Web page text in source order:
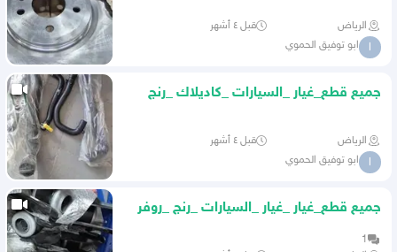
الرياض قبل ٤ أشهر
ا ابو توفيق الحموي
جميع قطع_غيار _السيارات _كاديلاك _رنج
الرياض قبل ٤ أشهر
ا ابو توفيق الحموي
جميع قطع_غيار _غيار _السيارات _رنج _روفر
1